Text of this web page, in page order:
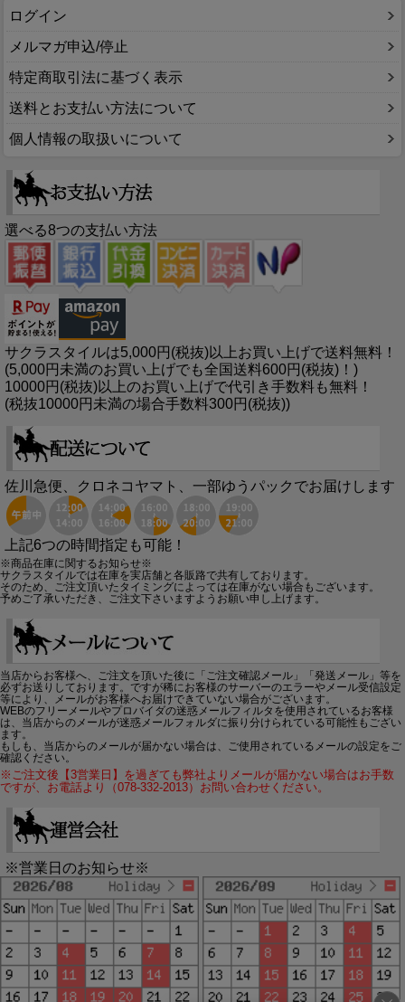
ログイン
メルマガ申込/停止
特定商取引法に基づく表示
送料とお支払い方法について
個人情報の取扱いについて
選べる8つの支払い方法
サクラスタイルは5,000円(税抜)以上お買い上げで送料無料！
(5,000円未満のお買い上げでも全国送料600円(税抜)！)
10000円(税抜)以上のお買い上げで代引き手数料も無料！
(税抜10000円未満の場合手数料300円(税抜))
佐川急便、クロネコヤマト、一部ゆうパックでお届けします
上記6つの時間指定も可能！
※商品在庫に関するお知らせ※
サクラスタイルでは在庫を実店舗と各販路で共有しております。
そのため、ご注文頂いたタイミングによっては在庫がない場合もございます。
予めご了承いただき、ご注文下さいますようお願い申し上げます。
当店からお客様へ、ご注文を頂いた後に「ご注文確認メール」「発送メール」等を
必ずお送りしております。ですが稀にお客様のサーバーのエラーやメール受信設定
等により、メールがお客様へお届けできていない場合がございます。
WEBのフリーメールやプロバイダの迷惑メールフィルタを使用されているお客様
は、当店からのメールが迷惑メールフォルダに振り分けられている可能性もござい
ます。
もしも、当店からのメールが届かない場合は、ご使用されているメールの設定をご
確認ください。
※ご注文後【3営業日】を過ぎても弊社よりメールが届かない場合はお手数
ですが、お電話より（078-332-2013）お問い合わせください。
※営業日のお知らせ※